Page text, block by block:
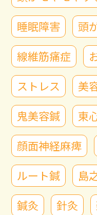
睡眠障害
頭
線維筋痛症
ストレス
美
鬼美容鍼
東
顔面神経麻痺
ルート鍼
島
鍼灸
針灸